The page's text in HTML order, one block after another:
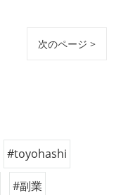
次のページ >
#toyohashi
#副業